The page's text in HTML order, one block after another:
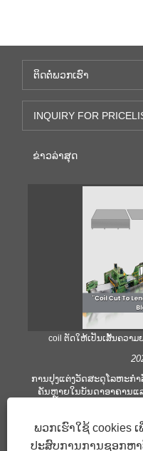
ຕິດ​ຕໍ່​ພວກ​ເຮົາ
INQUIRY FOR
ຂ່າວ​ລ່າ​ສຸດ
coil ຕັດໃຫ້ເປັນເສັ້ນຄວາມ
ການປຸງແຕ່ງວັດສະດຸໂລຫະກໍ
ຄັນຫຼາຍໃນບັນດາອາຄານ
ເຕັກໂນໂລຢີແລະການຫັນປ່ຽ
ບໍລິສັດເພື່ອຕອບສະຫນອງເງື່
ຕ້ອງການດ້ານຄຸນນະພາບ. ເ
ບໍ່ພຽງພໍທີ່ຈະຕອບສະຫນອງຄ
ພວກເຮົາໃຊ້ cookies
ປະສົບການການຊອກຫາ